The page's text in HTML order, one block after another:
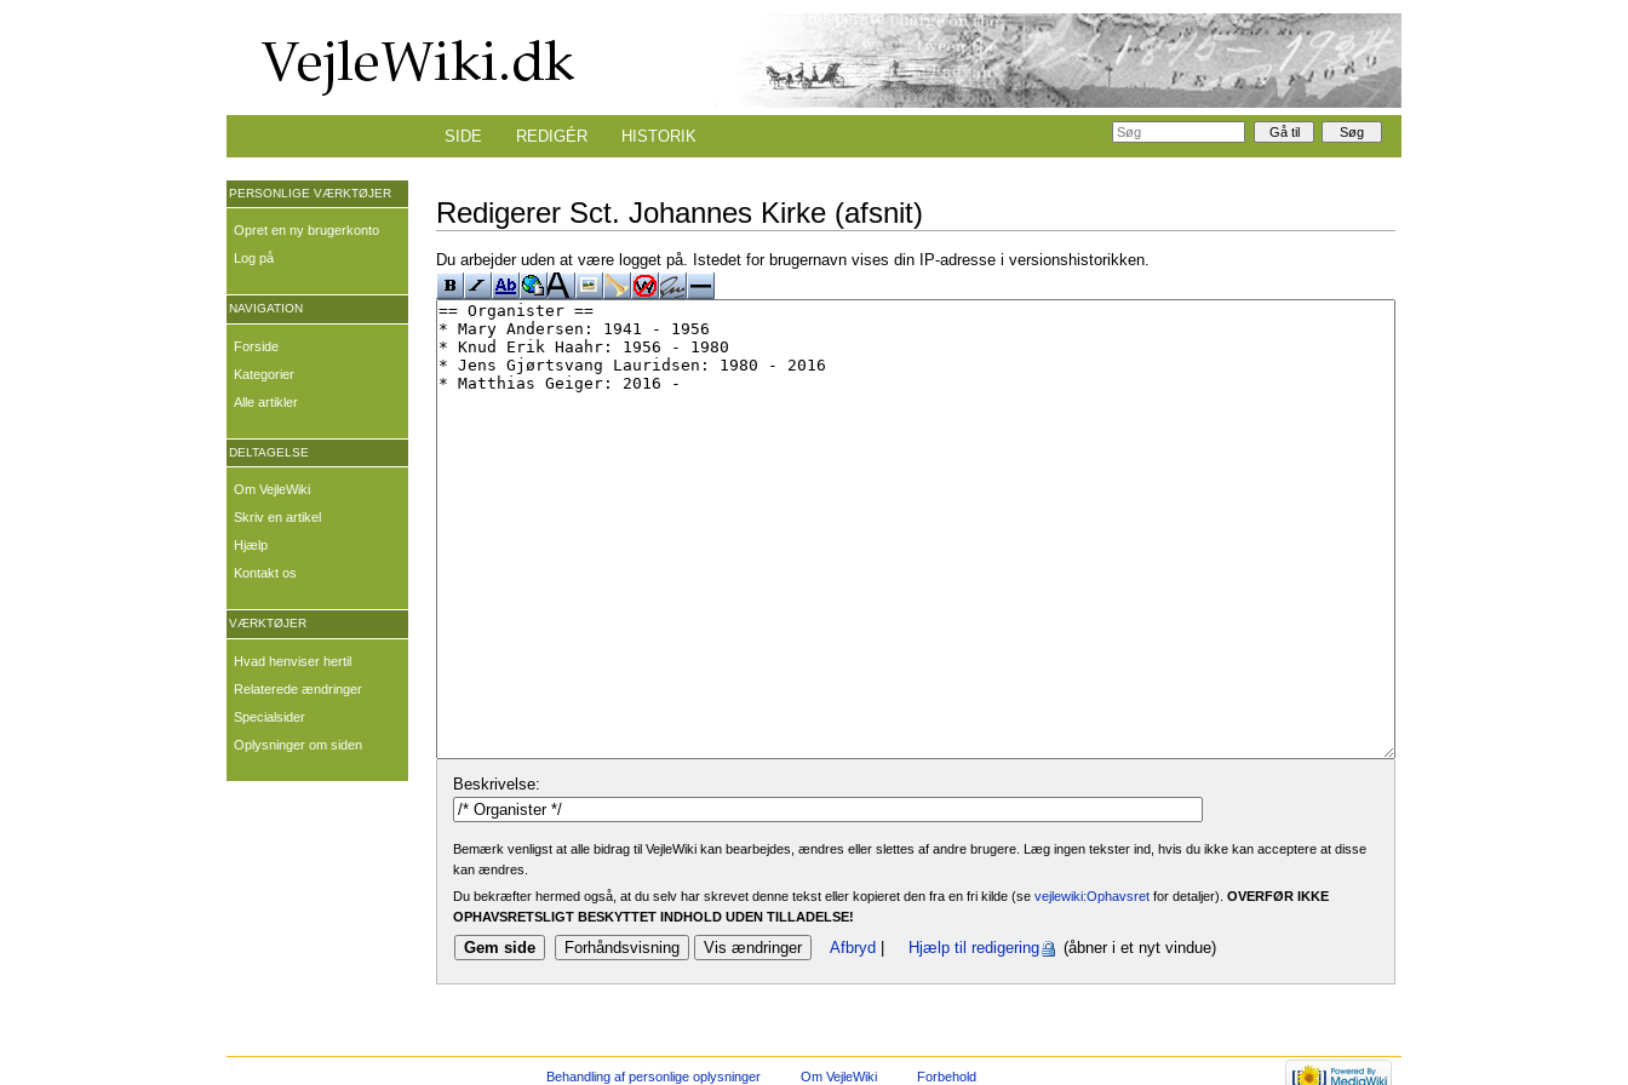
Redigerer Sct. Johannes Kirke (afsnit)
Du arbejder uden at være logget på. Istedet for brugernavn vises din IP-adresse i versionshistorikken.
Beskrivelse:
Bemærk venligst at alle bidrag til VejleWiki kan bearbejdes, ændres eller slettes af andre brugere. Læg ingen tekster ind, hvis du ikke kan acceptere at disse
kan ændres.
Du bekræfter hermed også, at du selv har skrevet denne tekst eller kopieret den fra en fri kilde (se vejlewiki:Ophavsretfor detaljer). OVERFØR IKKE
OPHAVSRETSLIGT BESKYTTET INDHOLD UDEN TILLADELSE!
Afbryd Hjælp til redigering (åbner i et nyt vindue)
SIDE REDIGÉR HISTORIK
PERSONLIGE VÆRKTØJER
Opret en ny brugerkonto
Log på
NAVIGATION
Forside
Kategorier
Alle artikler
DELTAGELSE
Om VejleWiki
Skriv en artikel
Hjælp
Kontakt os
VÆRKTØJER
Hvad henviser hertil
Relaterede ændringer
Specialsider
Oplysninger om siden
Behandling af personlige oplysninger Om VejleWiki Forbehold